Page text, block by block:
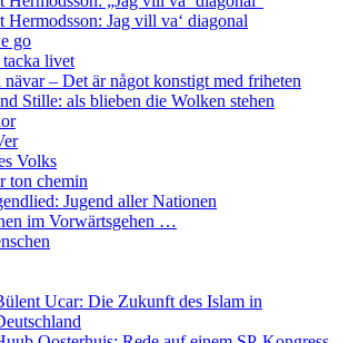
Hermodsson: Jag vill va‘ diagonal
go
livet
– Det är något konstigt med friheten
Stille: als blieben die Wolken stehen
Volks
ton chemin
Jugend aller Nationen
im Vorwärtsgehen …
Ucar: Die Zukunft des Islam in